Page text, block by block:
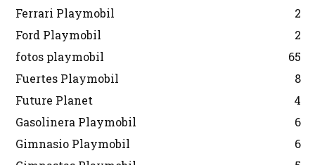
Ferrari Playmobil
2
Ford Playmobil
2
fotos playmobil
65
Fuertes Playmobil
8
Future Planet
4
Gasolinera Playmobil
6
Gimnasio Playmobil
6